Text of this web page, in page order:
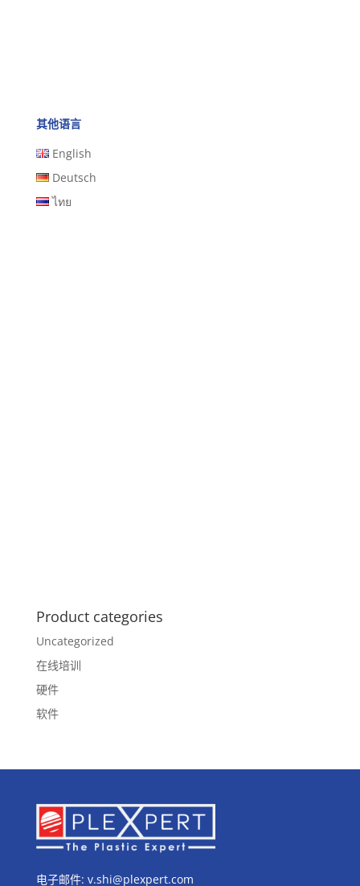
其他语言
English
Deutsch
ไทย
Product categories
Uncategorized
在线培训
硬件
软件
电子邮件: v.shi@plexpert.com